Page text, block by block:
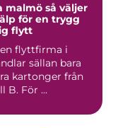
så väljer
för en trygg
flytt
flyttfirma i
sällan bara
kartonger från
B. För ...